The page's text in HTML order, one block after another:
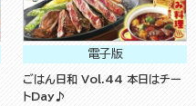
電子版
ごはん日和 Vol.44 本日はチー
トDay♪